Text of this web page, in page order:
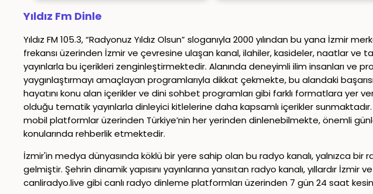
Yıldız Fm Dinle
Yıldız FM 105.3, “Radyonuz Yıldız Olsun” sloganıyla 2000 yılından bu yana
frekansı üzerinden İzmir ve çevresine ulaşan kanal, ilahiler, kasideler, naatlar
yayınlarla bu içerikleri zenginleştirmektedir. Alanında deneyimli ilim insanları ve
yaygınlaştırmayı amaçlayan programlarıyla dikkat çekmekte, bu alandaki
hayatını konu alan içerikler ve dini sohbet programları gibi farklı formatlara yer
olduğu tematik yayınlarla dinleyici kitlelerine daha kapsamlı içerikler
mobil platformlar üzerinden Türkiye’nin her yerinden dinlenebilmekte, önemli
konularında rehberlik etmektedir.
İzmir'in medya dünyasında köklü bir yere sahip olan bu radyo kanalı, yalnızca
gelmiştir. Şehrin dinamik yapısını yayınlarına yansıtan radyo kanalı, yıllardır
canliradyo.live gibi canlı radyo dinleme platformları üzerinden 7 gün 24 saat